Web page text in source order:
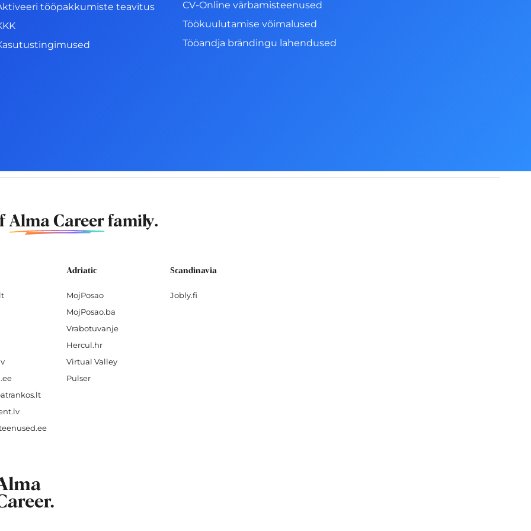
tööpakkumiste teavitus
CV-Online värbamisteenused
Töökuulutamise võimalused
Tööandja brändingu lahendused
Alma Careerfamily.
Adriatic
MojPosao
MojPosao.ba
Vrabotuvanje
Hercul.hr
Virtual Valley
Pulser
Scandinavia
Jobly.fi